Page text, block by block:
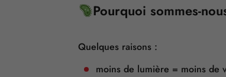
Pourquoi sommes-
Quelques raisons :
moins de lumière = moins de